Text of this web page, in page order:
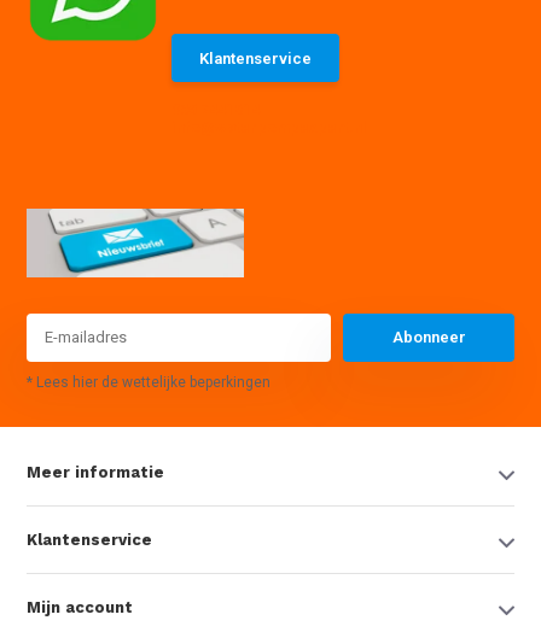
Klantenservice
Abonneer
* Lees hier de wettelijke beperkingen
Meer informatie
Klantenservice
Mijn account